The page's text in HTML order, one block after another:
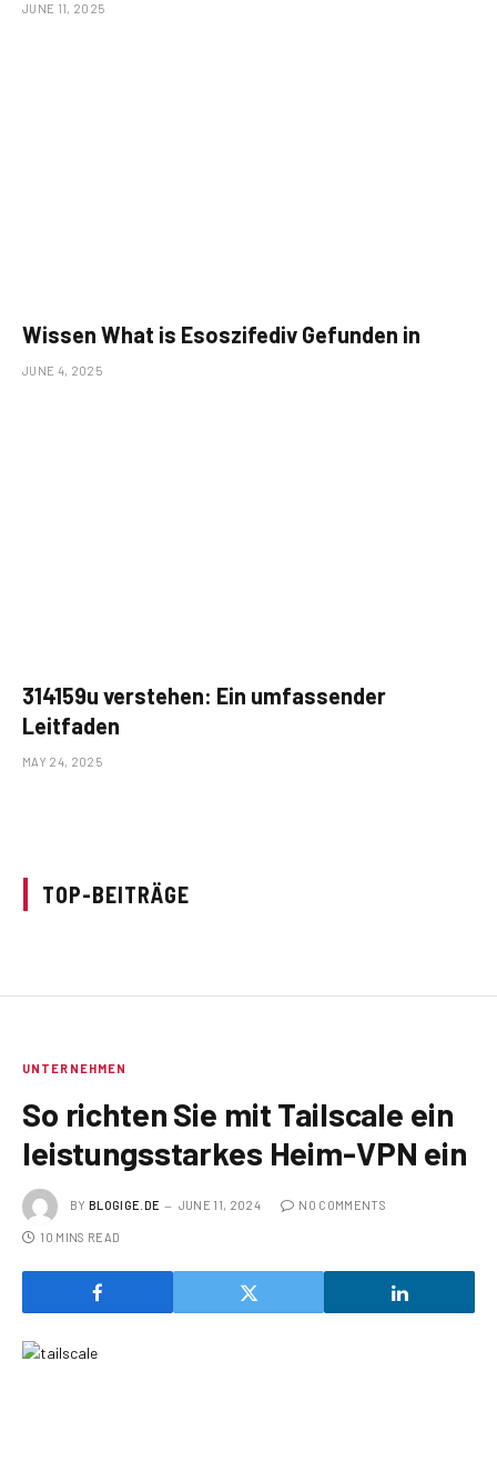
JUNE 11, 2025
Wissen What is Esoszifediv Gefunden in
JUNE 4, 2025
314159u verstehen: Ein umfassender
Leitfaden
MAY 24, 2025
TOP-BEITRÄGE
UNTERNEHMEN
So richten Sie mit Tailscale ein
leistungsstarkes Heim-VPN ein
BY BLOGIGE.DE JUNE 11, 2024 NO COMMENTS
10 MINS READ